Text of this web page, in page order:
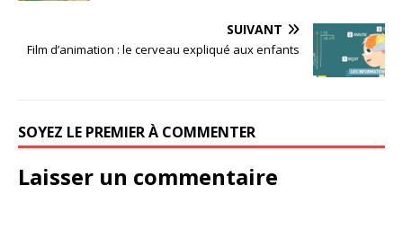
SUIVANT
Film d’animation : le cerveau expliqué aux enfants
SOYEZ LE PREMIER À COMMENTER
Laisser un commentaire